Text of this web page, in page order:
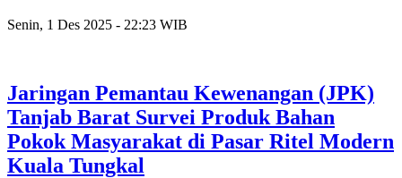
Senin, 1 Des 2025 - 22:23 WIB
Jaringan Pemantau Kewenangan (JPK)
Tanjab Barat Survei Produk Bahan
Pokok Masyarakat di Pasar Ritel Modern
Kuala Tungkal